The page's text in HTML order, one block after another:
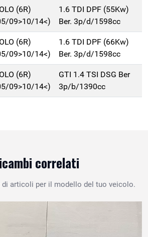
(6R)
09>10/14<)
1.6 TDI DPF (55Kw)
Ber. 3p/d/1598cc
(6R)
09>10/14<)
1.6 TDI DPF (66Kw)
Ber. 3p/d/1598cc
(6R)
09>10/14<)
GTI 1.4 TSI DSG Ber
3p/b/1390cc
correlati
di articoli per il modello del tuo veicolo.